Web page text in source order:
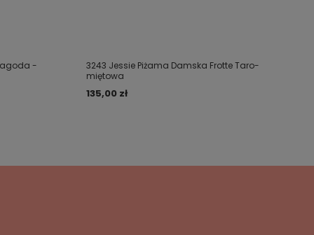
-
3243 Jessie Piżama Damska Frotte Taro-
miętowa
135,00 zł